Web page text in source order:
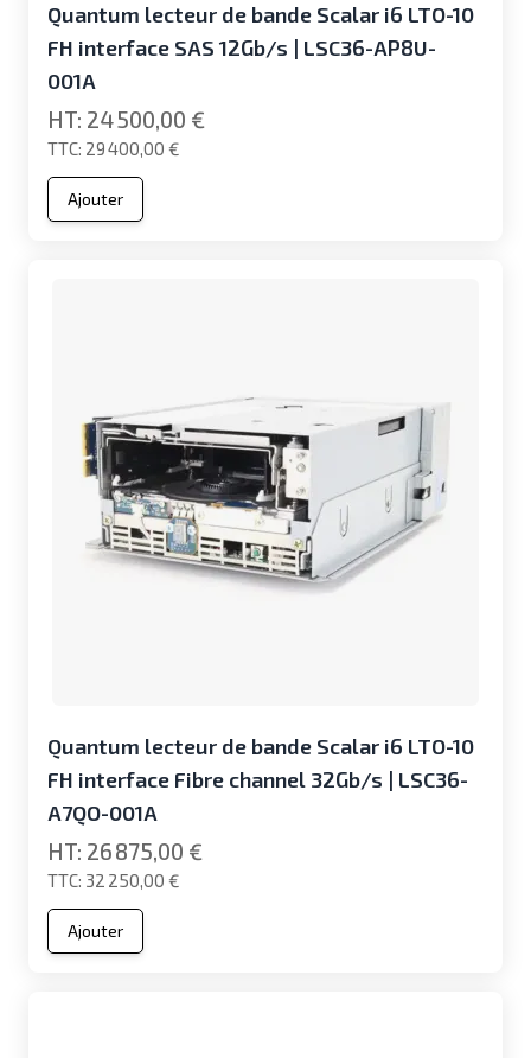
Quantum lecteur de bande Scalar i6 LTO-10
FH interface SAS 12Gb/s | LSC36-AP8U-
001A
29 400,00 €
24 500,00 €
Ajouter
Quantum lecteur de bande Scalar i6 LTO-10
FH interface Fibre channel 32Gb/s | LSC36-
A7QO-001A
32 250,00 €
26 875,00 €
Ajouter